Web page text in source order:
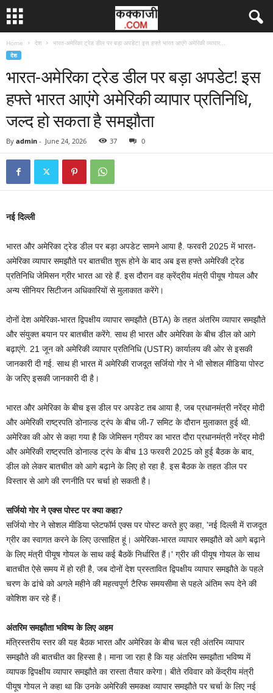
Home देश भारत-अमेरिका ट्रेड डील पर बड़ा अपडेट! इस हफ्ते भारत आएंगे अमेरिकी व्यापार...
देश
भारत-अमेरिका ट्रेड डील पर बड़ा अपडेट! इस
हफ्ते भारत आएंगे अमेरिकी व्यापार प्रतिनिधि,
जल्द हो सकता है समझौता
By admin - June 24, 2026 37 0
नई दिल्‍ली
भारत और अमेरिका ट्रेड डील पर बड़ा अपडेट सामने आया है. फरवरी 2025 में भारत-
अमेरिका व्यापार समझौते पर बातचीत शुरू होने के बाद अब इस हफ्ते अमेरिकी ट्रेड
प्रतिनिधि जेमिसन ग्रीर भारत आ रहे हैं. इस दौरान वह क्रेंद्रीय मंत्री पीयूष गोयल और
अन्‍य सीनियर सिटीजन अधिकारियों से मुलाकात करेंगे।
दोनों देश अमेरिका-भारत द्विपक्षीय व्यापार समझौते (BTA) के तहत अंतरिम व्यापार समझौते
और संयुक्त बयान पर बातचीत करेंगे. साथ ही भारत और अमेरिका के बीच डील को आगे
बढ़ाएंगे. 21 जून को अमेरिकी व्यापार प्रतिनिधि (USTR) कार्यालय की ओर से इसकी
जानकारी दी गई. साथ ही भारत में अमेरिकी राजदूत सर्जियो गोर ने भी सोशल मीडिया पोस्‍ट
के जरिए इसकी जानकारी दी है।
भारत और अमेरिका के बीच इस डील पर अपडेट तब आया है, जब प्रधानमंत्री नरेंद्र मोदी
और अमेरिकी राष्ट्रपति डोनाल्ड ट्रंप के बीच जी-7 समिट के दौरान मुलाकात हुई थी.
अमेरिका की ओर से कहा गया है कि जेमिसन ग्रीयर का भारत दौरा प्रधानमंत्री नरेंद्र मोदी
और अमेरिकी राष्ट्रपति डोनाल्ड ट्रंप के बीच 13 फरवरी 2025 को हुई बैठक के बाद,
डील को लेकर बातचीत को आगे बढ़ाने के लिए हो रहा है. इस बैठक के तहत डील पर
विस्‍तार से आगे की रणनीति पर चर्चा हो सकती है।
सर्जियो गोर ने एक्स पोस्ट पर क्या कहा?
सर्जियो गोर ने सोशल मीडिया प्लेटफॉर्म एक्स पर पोस्ट करते हुए कहा, 'नई दिल्ली में राजदूत
ग्रीर का स्वागत करने के लिए उत्साहित हूं। अमेरिका-भारत व्यापार समझौते को आगे बढ़ाने
के लिए मंत्री पीयूष गोयल के साथ कई बैठकें निर्धारित हैं।' ग्रीर की पीयूष गोयल के साथ
बातचीत ऐसे समय में हो रही है, जब दोनों देश प्रस्तावित द्विपक्षीय व्यापार समझौते के पहले
चरण के ढांचे को अगले महीने की महत्वपूर्ण टैरिफ समयसीमा से पहले अंतिम रूप देने की
कोशिश कर रहे हैं।
अंतरिम समझौता भविष्य के लिए अहम
मंत्रिस्तरीय स्तर की यह बैठक भारत और अमेरिका के बीच चल रही अंतरिम व्यापार
समझौते की बातचीत का हिस्सा है। माना जा रहा है कि यह अंतरिम समझौता भविष्य में
व्यापक द्विपक्षीय व्यापार समझौते का रास्ता तैयार करेगा। बीते रविवार को केंद्रीय मंत्री
पीयूष गोयल ने कहा था कि उनके अमेरिकी समकक्ष व्यापार समझौते पर चर्चा के लिए नई